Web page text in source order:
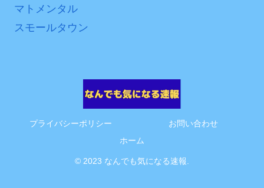
マトメンタル
スモールタウン
プライバシーポリシー
お問い合わせ
ホーム
© 2023 なんでも気になる速報.